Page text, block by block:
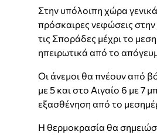
Στην υπόλοιπη χώρα
πρόσκαιρες νεφώσεις στην
τις Σποράδες μέχρι το
ηπειρωτικά από το
Οι άνεμοι θα πνέουν από
με 5 και στο Αιγαίο 6 με 7
εξασθένηση από το
Η θερμοκρασία θα